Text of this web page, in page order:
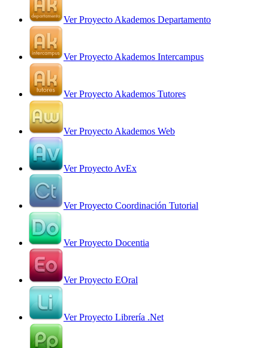
Ver Proyecto Akademos Departamento
Ver Proyecto Akademos Intercampus
Ver Proyecto Akademos Tutores
Ver Proyecto Akademos Web
Ver Proyecto AvEx
Ver Proyecto Coordinación Tutorial
Ver Proyecto Docentia
Ver Proyecto EOral
Ver Proyecto Librería .Net